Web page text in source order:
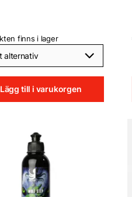
finns i lager
Lägg till i varukorgen